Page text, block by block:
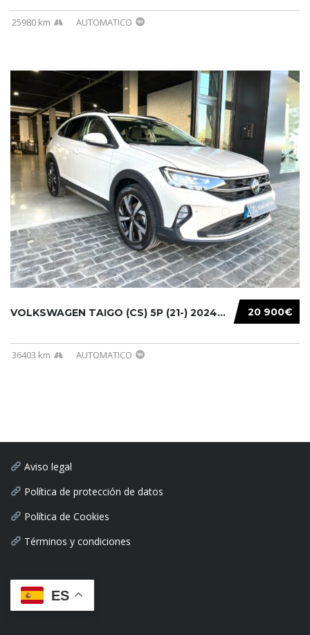
25980 km AUTOMATICO
20 900€
VOLKSWAGEN TAIGO (CS) 5P (21-) 2024...
36403 km AUTOMATICO
Aviso legal
Política de protección de datos
Política de Cookies
Términos y condiciones
ES